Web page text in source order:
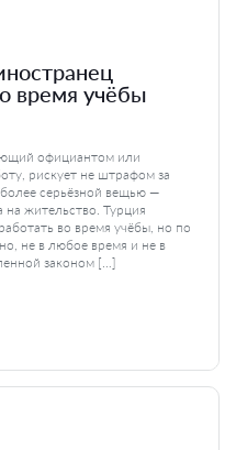
время учёбы
официантом или
рискует не штрафом за
серьёзной вещью —
на жительство. Турция
во время учёбы, но по
не в любое время и не в
законом […]